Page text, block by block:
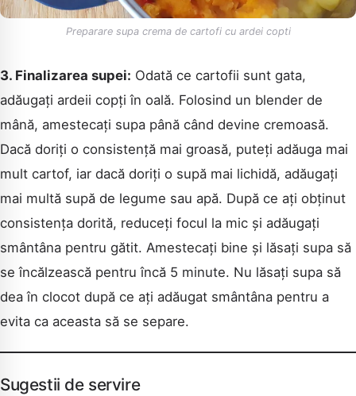
Preparare supa crema de cartofi cu ardei copti
3. Finalizarea supei: Odată ce cartofii sunt gata,
adăugați ardeii copți în oală. Folosind un blender de
mână, amestecați supa până când devine cremoasă.
Dacă doriți o consistență mai groasă, puteți adăuga mai
mult cartof, iar dacă doriți o supă mai lichidă, adăugați
mai multă supă de legume sau apă. După ce ați obținut
consistența dorită, reduceți focul la mic și adăugați
smântâna pentru gătit. Amestecați bine și lăsați supa să
se încălzească pentru încă 5 minute. Nu lăsați supa să
dea în clocot după ce ați adăugat smântâna pentru a
evita ca aceasta să se separe.
Sugestii de servire